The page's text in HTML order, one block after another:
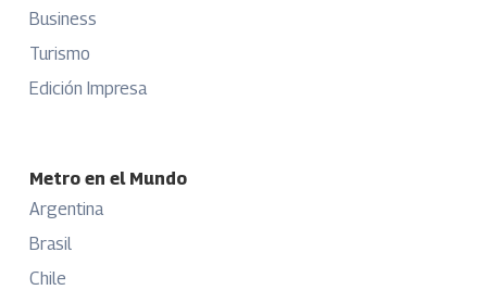
Business
Turismo
Edición Impresa
Metro en el Mundo
Argentina
Brasil
Chile